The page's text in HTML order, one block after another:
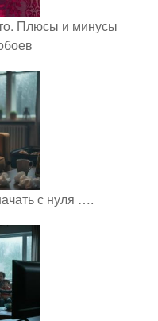
Плюсы и минусы
с нуля ….